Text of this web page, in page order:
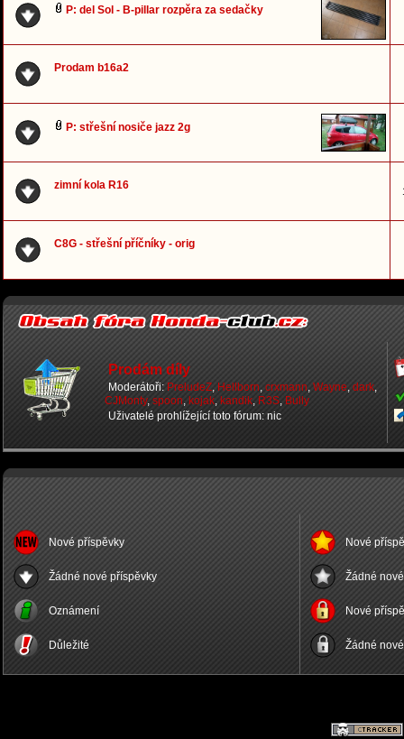
P: del Sol - B-pillar rozpěra za sedačky
Prodam b16a2
P: střešní nosiče jazz 2g
zimní kola R16
C8G - střešní příčníky - orig
Prodám díly
Moderátoři: PreludeZ, Hellborn, crxmann, Wayne, dark,
CJMonty, spoon, kojak, kandik, R3S, Bully
Uživatelé prohlížející toto fórum: nic
Nové příspěvky
Žádné nové příspěvky
Oznámení
Důležité
Nové
Žádné
Nové
Žádné